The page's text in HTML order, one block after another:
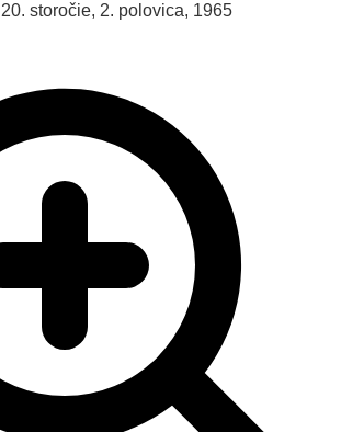
20. storočie, 2. polovica, 1965